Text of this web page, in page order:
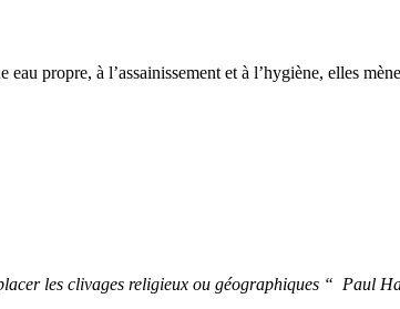
propre, à l’assainissement et à l’hygiène, elles
les clivages religieux ou géographiques “ Paul